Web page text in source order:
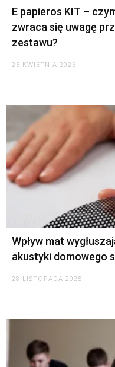
E papieros KIT –
zwraca się uwagę
zestawu?
25 KWIETNIA 2026
Wpływ mat
akustyki domowego
28 LISTOPADA 2025